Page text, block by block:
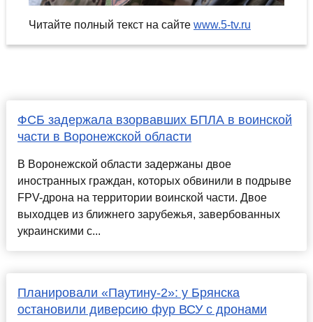
Читайте полный текст на сайте www.5-tv.ru
ФСБ задержала взорвавших БПЛА в воинской
части в Воронежской области
В Воронежской области задержаны двое
иностранных граждан, которых обвинили в подрыве
FPV-дрона на территории воинской части. Двое
выходцев из ближнего зарубежья, завербованных
украинскими с...
Планировали «Паутину-2»: у Брянска
остановили диверсию фур ВСУ с дронами